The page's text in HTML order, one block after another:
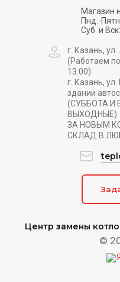
Центр замены
©
Магазин
Пнд.-
Суб. и
г. Казань,
(Работаем
13:00)
г. Казань,
здании
(СУББОТА И
ВЫХОДНЫЕ)
ЗА НОВЫМ
СКЛАД В